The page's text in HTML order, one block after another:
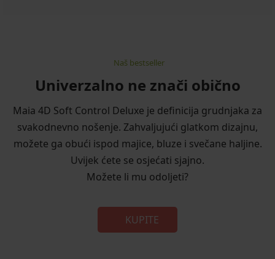
Naš bestseller
Univerzalno ne znači obično
Maia 4D Soft Control Deluxe je definicija grudnjaka za
svakodnevno nošenje. Zahvaljujući glatkom dizajnu,
možete ga obući ispod majice, bluze i svečane haljine.
Uvijek ćete se osjećati sjajno.
Možete li mu odoljeti?
KUPITE